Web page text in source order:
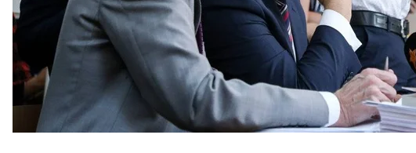
вигляді застави 7 млн ​​гривень.
20 жовтня 2017-го суд
повторно зобов'язав депутата